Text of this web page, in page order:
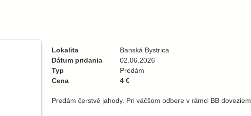
Lokalita
Banská Bystrica
Dátum pridania
02.06.2026
Typ
Predám
Cena
4 €
Predám čerstvé jahody. Pri väčšom odbere v rámci BB doveziem.